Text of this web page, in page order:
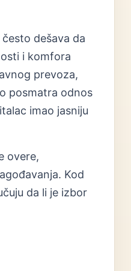
dešava da
i komfora
prevoza,
posmatra odnos
imao jasniju
overe,
Kod
da li je izbor